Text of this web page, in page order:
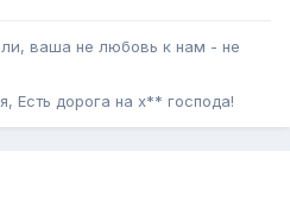
ваша не любовь к нам - не
Есть дорога на х** господа!